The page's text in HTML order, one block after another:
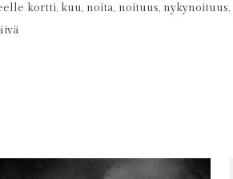
kortti, kuu, noita, noituus, nykynoituus,